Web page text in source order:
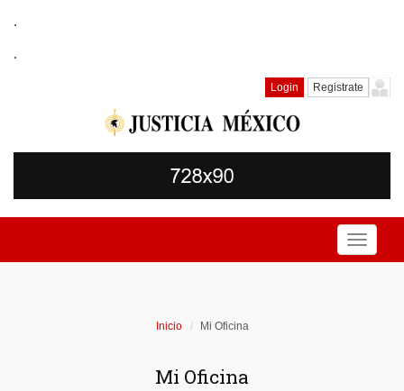
.
.
Login Registrate
Toggle
Inicio Mi Oficina
Mi Oficina